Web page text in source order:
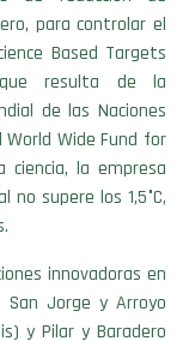
Based Targets
que resulta de la
de las Naciones
Wide Fund for
la empresa
supere los 1,5°C,
innovadoras en
Jorge y Arroyo
y Pilar y Baradero